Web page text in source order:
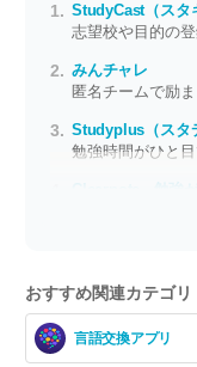
StudyCast（スタ
志望校や目的の
みんチャレ
匿名チームで励
Studyplus（スタ
Clearnote - 勉強
おすすめ関連カテゴリ
言語交換アプリ